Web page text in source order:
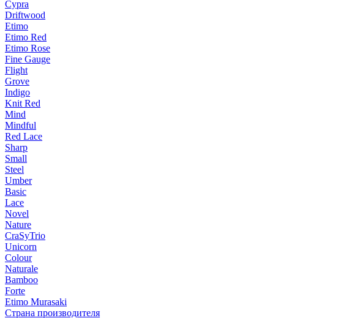
Cypra
Driftwood
Etimo
Etimo Red
Etimo Rose
Fine Gauge
Flight
Grove
Indigo
Knit Red
Mind
Mindful
Red Lace
Sharp
Small
Steel
Umber
Basic
Lace
Novel
Nature
CraSyTrio
Unicorn
Colour
Naturale
Bamboo
Forte
Etimo Murasaki
Страна производителя